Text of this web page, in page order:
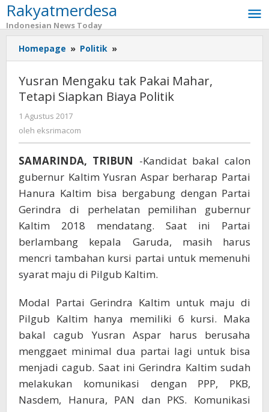
Lewati
ke
konten
Rakyatmerdesa
Indonesian News Today
Homepage » Politik »
Mengaku
tak
Pakai
Mahar,
Yusran Mengaku tak Pakai Mahar,
Tetapi Siapkan Biaya Politik
1 Agustus 2017
eksrimacom
oleh eksrimacom
SAMARINDA, TRIBUN -Kandidat bakal calon
gubernur Kaltim Yusran Aspar berharap Partai
Hanura Kaltim bisa bergabung dengan Partai
Gerindra di perhelatan pemilihan gubernur
Kaltim 2018 mendatang. Saat ini Partai
berlambang kepala Garuda, masih harus
mencri tambahan kursi partai untuk memenuhi
syarat maju di Pilgub Kaltim.
Modal Partai Gerindra Kaltim untuk maju di
Pilgub Kaltim hanya memiliki 6 kursi. Maka
bakal cagub Yusran Aspar harus berusaha
menggaet minimal dua partai lagi untuk bisa
menjadi cagub. Saat ini Gerindra Kaltim sudah
melakukan komunikasi dengan PPP, PKB,
Nasdem, Hanura, PAN dan PKS. Komunikasi